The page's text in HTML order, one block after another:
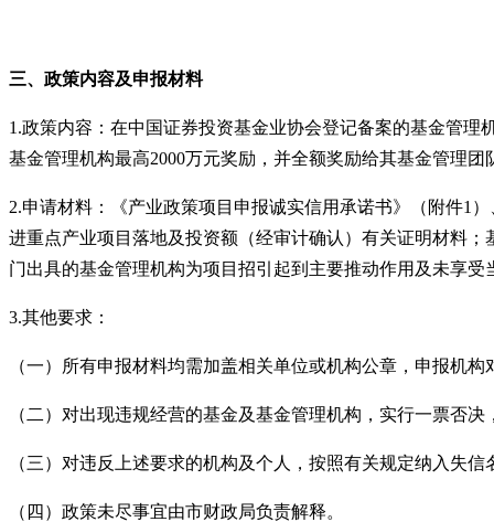
三、政策内容及申报材料
1.政策内容：在中国证券投资基金业协会登记备案的基金管
基金管理机构最高2000万元奖励，并全额奖励给其基金管理
2.申请材料：《产业政策项目申报诚实信用承诺书》（附件1
进重点产业项目落地及投资额（经审计确认）有关证明材料
门出具的基金管理机构为项目招引起到主要推动作用及未享受
3.其他要求：
（一）所有申报材料均需加盖相关单位或机构公章，申报机
（二）对出现违规经营的基金及基金管理机构，实行一票否
（三）对违反上述要求的机构及个人，按照有关规定纳入失信
（四）政策未尽事宜由市财政局负责解释。